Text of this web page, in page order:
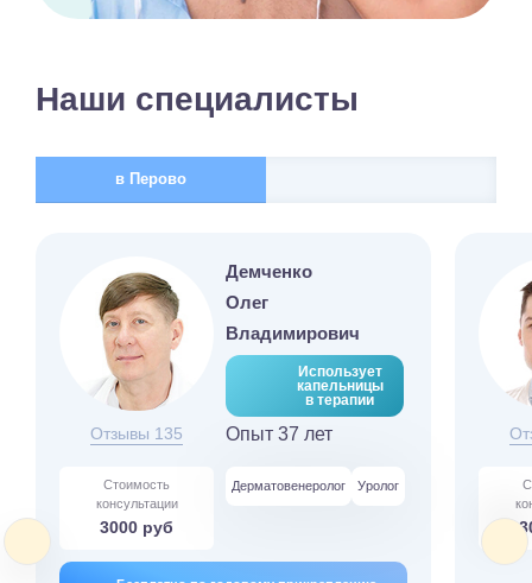
Наши специалисты
в Перово
Отзывы 135
Демченко
Олег
Владимирович
Использует
капельницы
в терапии
Опыт 37 лет
Стоимость
консультации
3000 руб
Дерматовенеролог Уролог